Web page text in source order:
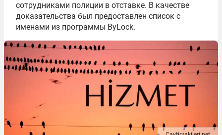
сотрудниками полиции в отставке. В качестве
доказательства был предоставлен список с
именами из программы ByLock.